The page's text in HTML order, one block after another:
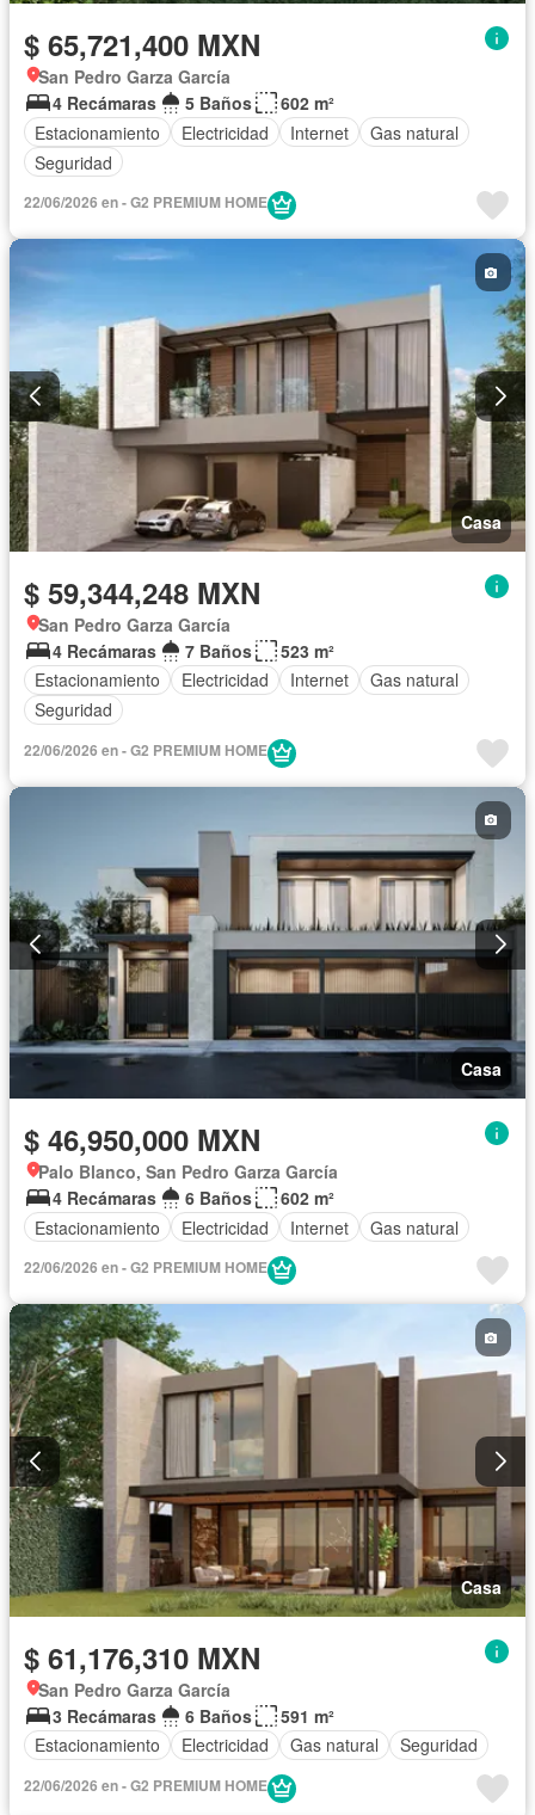
$ 65,721,400 MXN
San Pedro Garza García
4 Recámaras
5 Baños
602 m²
Estacionamiento
Electricidad Internet
Gas natural
Seguridad
22/06/2026 en - G2 PREMIUM HOME
Casa
$ 59,344,248 MXN
San Pedro Garza García
4 Recámaras
7 Baños
523 m²
Estacionamiento
Electricidad Internet
Gas natural
Seguridad
22/06/2026 en - G2 PREMIUM HOME
Casa
$ 46,950,000 MXN
Palo Blanco, San Pedro Garza García
4 Recámaras
6 Baños
602 m²
Estacionamiento
Electricidad Internet Gas natural
22/06/2026 en - G2 PREMIUM HOME
Casa
$ 61,176,310 MXN
San Pedro Garza García
3 Recámaras
6 Baños
591 m²
Estacionamiento
Electricidad Gas natural Seguridad
22/06/2026 en - G2 PREMIUM HOME